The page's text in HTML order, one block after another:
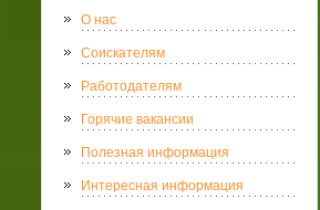
О нас
Соискателям
Работодателям
Горячие вакансии
Полезная информация
Интересная информация